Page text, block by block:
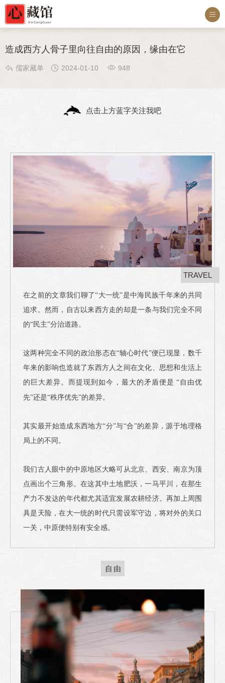

造成西方人骨子里向往自由的原因，缘由在它
 儒家藏单  2024-01-10  948
点击上方蓝字关注我吧
TRAVEL
在之前的文章我们聊了“大一统”是中海民族千年来的共同
追求。然而，自古以来西方走的却是一条与我们完全不同
的“民主”分治道路。
这两种完全不同的政治形态在“轴心时代”便已现显，数千
年来的影响也造就了东西方人之间在文化、思想和生活上
的巨大差异。而提现到如今，最大的矛盾便是 “自由优
先”还是“秩序优先”的差异。
其实最开始造成东西地方“分”与“合”的差异，源于地理格
局上的不同。
我们古人眼中的中原地区大略可从北京、西安、南京为顶
点画出个三角形。在这其中土地肥沃，一马平川，在那生
产力不发达的年代都尤其适宜发展农耕经济。再加上周围
具是天险，在大一统的时代只需设军守边，将对外的关口
一关，中原便特别有安全感。
自由